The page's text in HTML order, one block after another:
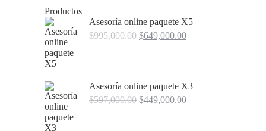
Productos
Asesoría online paquete X5
$995,000.00 Original
$649,000.00Current
Asesoría online paquete X3
$597,000.00 Original
$449,000.00Current